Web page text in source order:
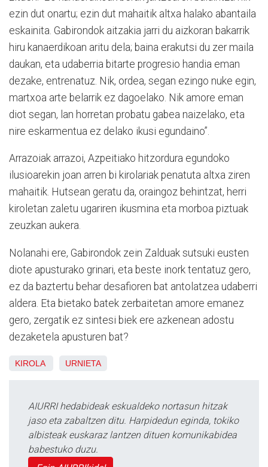
ezin dut onartu; ezin dut mahaitik altxa halako abantaila
eskainita. Gabirondok aitzakia jarri du aizkoran bakarrik
hiru kanaerdikoan aritu dela; baina erakutsi du zer maila
daukan, eta udaberria bitarte progresio handia eman
dezake, entrenatuz. Nik, ordea, segan ezingo nuke egin,
martxoa arte belarrik ez dagoelako. Nik amore eman
diot segan, lan horretan probatu gabea naizelako, eta
nire eskarmentua ez delako ikusi egundaino”.
Arrazoiak arrazoi, Azpeitiako hitzordura egundoko
ilusioarekin joan arren bi kirolariak penatuta altxa ziren
mahaitik. Hutsean geratu da, oraingoz behintzat, herri
kiroletan zaletu ugariren ikusmina eta morboa piztuak
zeuzkan aukera.
Nolanahi ere, Gabirondok zein Zalduak sutsuki eusten
diote apusturako grinari, eta beste inork tentatuz gero,
ez da baztertu behar desafioren bat antolatzea udaberri
aldera. Eta bietako batek zerbaitetan amore emanez
gero, zergatik ez sintesi biek ere azkenean adostu
dezaketela apusturen bat?
KIROLA URNIETA
AIURRI hedabideak eskualdeko nortasun hitzak
jaso eta zabaltzen ditu. Harpidedun eginda, tokiko
albisteak euskaraz lantzen dituen komunikabidea
babestuko duzu.